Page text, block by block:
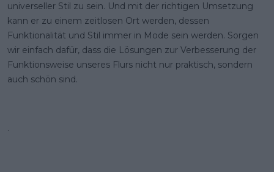
universeller Stil zu sein. Und mit der richtigen Umsetzung
kann er zu einem zeitlosen Ort werden, dessen
Funktionalität und Stil immer in Mode sein werden. Sorgen
wir einfach dafür, dass die Lösungen zur Verbesserung der
Funktionsweise unseres Flurs nicht nur praktisch, sondern
auch schön sind.
.